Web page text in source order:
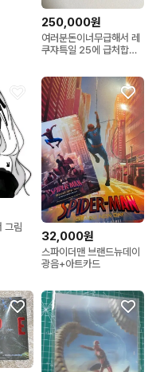
250,000원
여러분돈이너무급해서 레
쿠쟈특일 25에 급처합니
그림
32,000원
스파이더맨 브랜드뉴데이
광음+아트카드